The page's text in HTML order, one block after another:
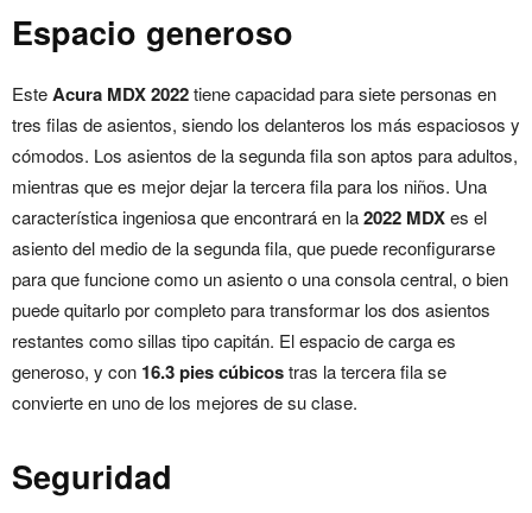
Espacio generoso
EsteAcura MDX 2022tiene capacidad para siete personas en
tres filas de asientos, siendo los delanteros los más espaciosos y
cómodos. Los asientos de la segunda fila son aptos para adultos,
mientras que es mejor dejar la tercera fila para los niños. Una
característica ingeniosa que encontrará en la2022 MDXes el
asiento del medio de la segunda fila, que puede reconfigurarse
para que funcione como un asiento o una consola central, o bien
puede quitarlo por completo para transformar los dos asientos
restantes como sillas tipo capitán. El espacio de carga es
generoso, y con 16.3 pies cúbicostras la tercera fila se
convierte en uno de los mejores de su clase.
Seguridad